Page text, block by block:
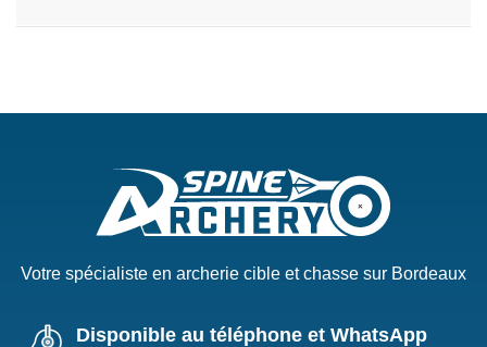
Votre spécialiste en archerie cible et chasse sur Bordeaux
Disponible au téléphone et WhatsApp